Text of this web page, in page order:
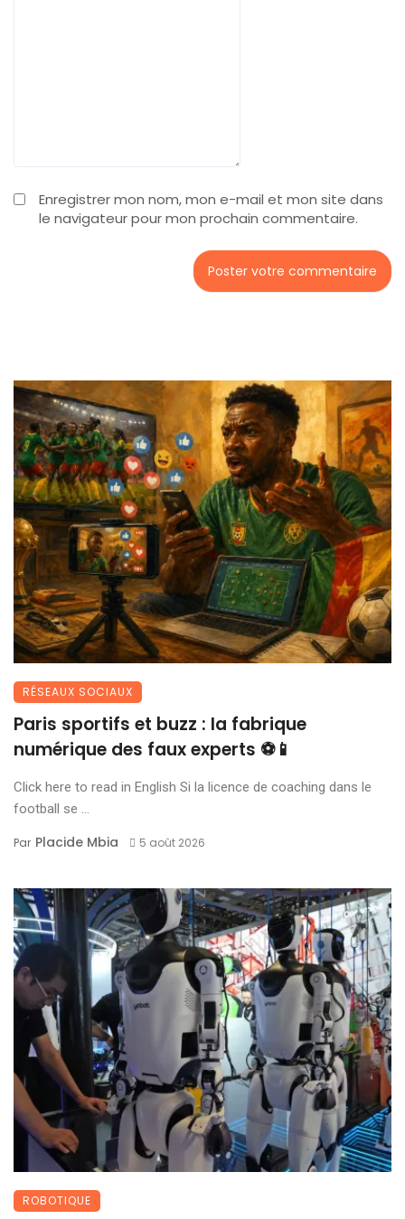
Enregistrer mon nom, mon e-mail et mon site dans
le navigateur pour mon prochain commentaire.
RÉSEAUX SOCIAUX
Paris sportifs et buzz : la fabrique
numérique des faux experts ⚽📱
Click here to read in English Si la licence de coaching dans le
football se ...
Par Placide Mbia 5 août 2026
ROBOTIQUE